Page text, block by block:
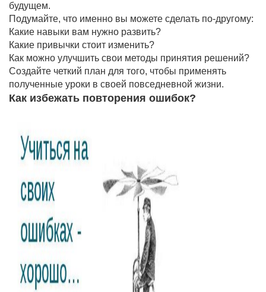
будущем.
Подумайте, что именно вы можете сделать по-другому:
Какие навыки вам нужно развить?
Какие привычки стоит изменить?
Как можно улучшить свои методы принятия решений?
Создайте четкий план для того, чтобы применять
полученные уроки в своей повседневной жизни.
Как избежать повторения ошибок?